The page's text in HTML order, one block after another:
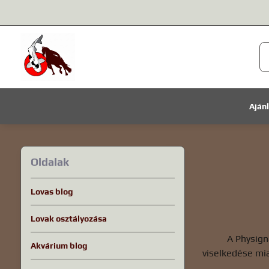
A
viselkedése
Oldalak
Lovas blog
Lovak osztályozása
Akvárium blog